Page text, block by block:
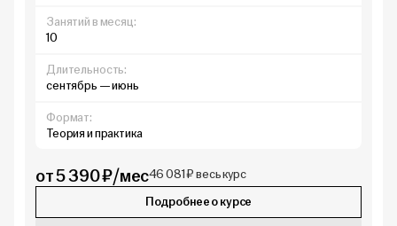
Занятий в месяц:
10
Длительность:
сентябрь — июнь
Формат:
Теория и практика
от 5 390 ₽/мес46 081 ₽ весь курс
Подробнее о курсе